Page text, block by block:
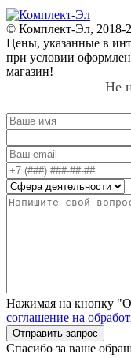
© Комплект-Эл, 2018-
Цены, указанные в
при условии
магазин!
Не
Нажимая на кнопку
соглашение на
Отправить запрос
Спасибо за ваше